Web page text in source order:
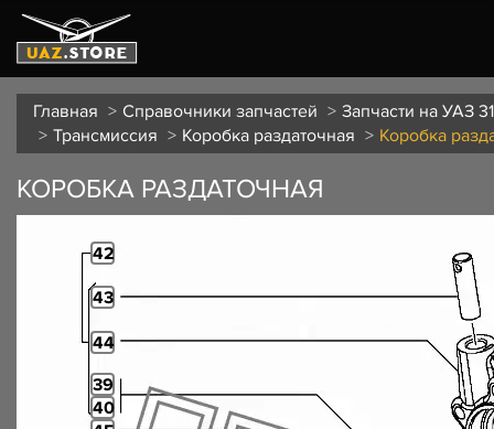
Главная Справочники запчастей
Запчасти на УАЗ
Трансмиссия
Коробка раздаточная Коробка
КОРОБКА РАЗДАТОЧНАЯ
39
40
42
43
44